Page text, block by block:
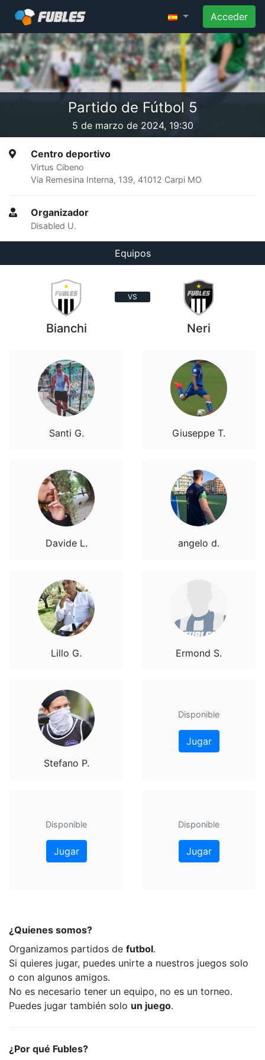
Acceder
Partido de Fútbol 5
5 de marzo de 2024, 19:30
Centro deportivo
Virtus Cibeno
Via Remesina Interna, 139, 41012 Carpi MO
Organizador
Disabled U.
Equipos
VS
Bianchi
Santi G.
Davide L.
Lillo G.
Stefano P.
Disponible
Jugar
Neri
Giuseppe T.
angelo d.
Ermond S.
Disponible
Jugar
Disponible
Jugar
¿Quienes somos?
Organizamos partidos de futbol.
Si quieres jugar, puedes unirte a nuestros juegos solo
o con algunos amigos.
No es necesario tener un equipo, no es un torneo.
Puedes jugar también solo un juego.
¿Por qué Fubles?